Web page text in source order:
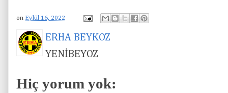
on Eylül 16, 2022
ERHA BEYKOZ
YENİBEYOZ
Hiç yorum yok: